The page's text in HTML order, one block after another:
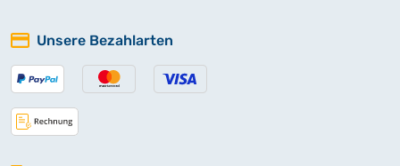
Unsere Bezahlarten